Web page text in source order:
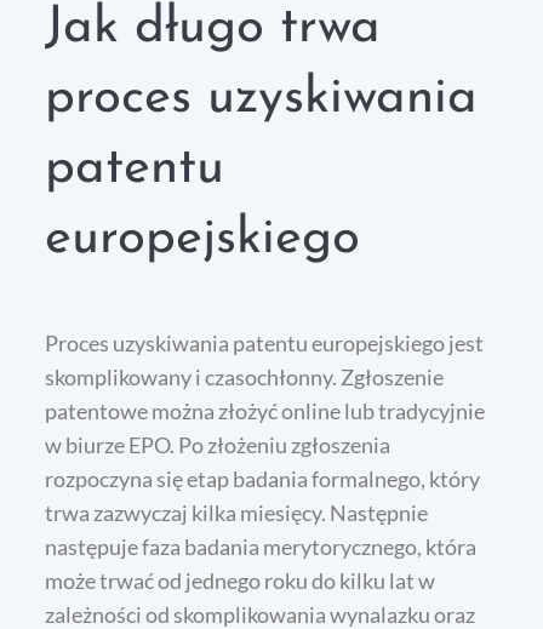
Jak długo trwa
proces uzyskiwania
patentu
europejskiego
Proces uzyskiwania patentu europejskiego jest
skomplikowany i czasochłonny. Zgłoszenie
patentowe można złożyć online lub tradycyjnie
w biurze EPO. Po złożeniu zgłoszenia
rozpoczyna się etap badania formalnego, który
trwa zazwyczaj kilka miesięcy. Następnie
następuje faza badania merytorycznego, która
może trwać od jednego roku do kilku lat w
zależności od skomplikowania wynalazku oraz